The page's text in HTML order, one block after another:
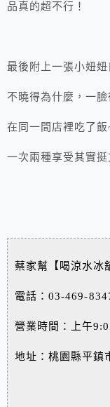
品真的超不行！
最後附上一張小妞妞
不曉得為什麼，一
在同一間店裡吃了飯
一次兩種享受其實
蔡家幫【喝涼水冰
電話：03-469-
營業時間：上午
地址：桃園縣平鎮